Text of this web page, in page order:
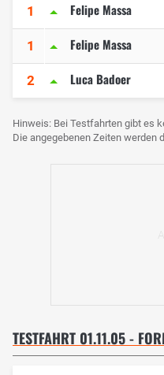
1 Felipe Massa
1 Felipe Massa
2 Luca Badoer
Hinweis: Bei Testfahrten gibt es
Die angegebenen Zeiten werden direkt von